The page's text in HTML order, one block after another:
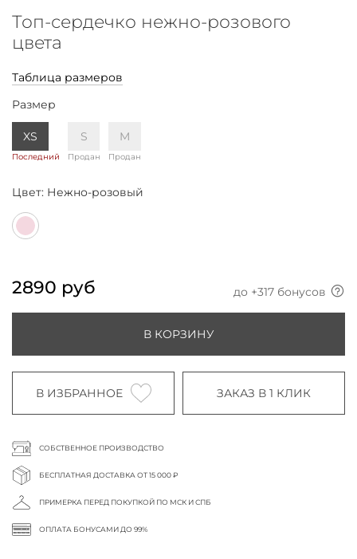
Топ-сердечко нежно-розового
цвета
Таблица размеров
Размер
XS
Последний
S
Продан
M
Продан
Цвет: Нежно-розовый
2890 руб до +317 бонусов
В КОРЗИНУ
В ИЗБРАННОЕ ЗАКАЗ В 1 КЛИК
СОБСТВЕННОЕ ПРОИЗВОДСТВО
БЕСПЛАТНАЯ ДОСТАВКА ОТ 15 000 ₽
ПРИМЕРКА ПЕРЕД ПОКУПКОЙ ПО МСК И СПБ
ОПЛАТА БОНУСАМИ ДО 99%